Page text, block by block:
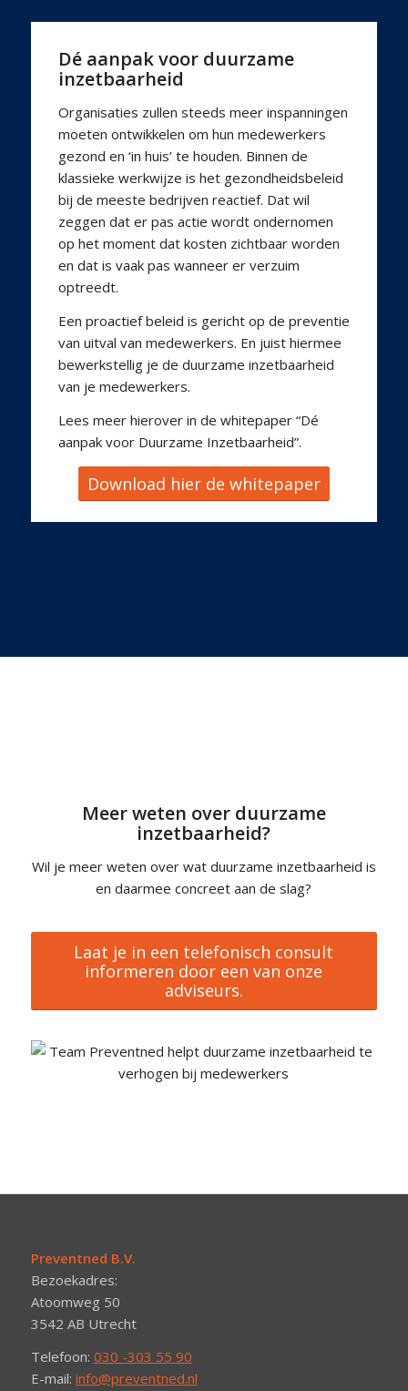
Dé aanpak voor duurzame
inzetbaarheid
Organisaties zullen steeds meer inspanningen
moeten ontwikkelen om hun medewerkers
gezond en ‘in huis’ te houden. Binnen de
klassieke werkwijze is het gezondheidsbeleid
bij de meeste bedrijven reactief. Dat wil
zeggen dat er pas actie wordt ondernomen
op het moment dat kosten zichtbaar worden
en dat is vaak pas wanneer er verzuim
optreedt.
Een proactief beleid is gericht op de preventie
van uitval van medewerkers. En juist hiermee
bewerkstellig je de duurzame inzetbaarheid
van je medewerkers.
Lees meer hierover in de whitepaper “Dé
aanpak voor Duurzame Inzetbaarheid”.
Download hier de whitepaper
Meer weten over duurzame
inzetbaarheid?
Wil je meer weten over wat duurzame inzetbaarheid is
en daarmee concreet aan de slag?
Laat je in een telefonisch consult
informeren door een van onze
adviseurs.
Preventned B.V.
Bezoekadres:
Atoomweg 50
3542 AB Utrecht
Telefoon: 030 -303 55 90
E-mail: info@preventned.nl